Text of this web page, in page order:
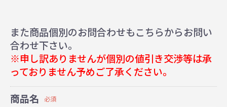
また商品個別のお問合わせもこちらからお問い
合わせ下さい。
※申し訳ありませんが個別の値引き交渉等は承
っておりません予めご了承ください。
商品名
必須